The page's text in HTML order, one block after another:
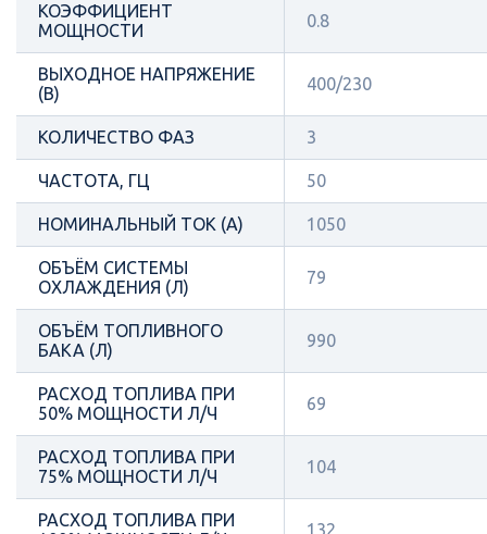
КОЭФФИЦИЕНТ
МОЩНОСТИ
0.8
ВЫХОДНОЕ НАПРЯЖЕНИЕ
(В)
400/230
КОЛИЧЕСТВО ФАЗ 3
ЧАСТОТА, ГЦ 50
НОМИНАЛЬНЫЙ ТОК (А) 1050
ОБЪЁМ СИСТЕМЫ
ОХЛАЖДЕНИЯ (Л)
79
ОБЪЁМ ТОПЛИВНОГО
БАКА (Л)
990
РАСХОД ТОПЛИВА ПРИ
50% МОЩНОСТИ Л/Ч
69
РАСХОД ТОПЛИВА ПРИ
75% МОЩНОСТИ Л/Ч
104
РАСХОД ТОПЛИВА ПРИ
132